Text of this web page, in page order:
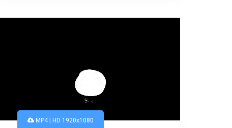
MP4 | HD 1920x1080